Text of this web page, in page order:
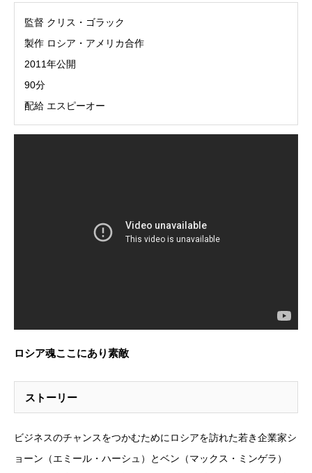
監督 クリス・ゴラック
製作 ロシア・アメリカ合作
2011年公開
90分
配給 エスピーオー
ロシア魂ここにあり素敵
ストーリー
ビジネスのチャンスをつかむためにロシアを訪れた若き企業家シ
ョーン（エミール・ハーシュ）とベン（マックス・ミンゲラ）